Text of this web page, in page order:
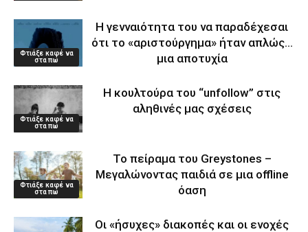
Φτιάξε καφέ να
στα πω
Η γενναιότητα του να παραδέχεσαι
ότι το «αριστούργημα» ήταν απλώς…
μια αποτυχία
Φτιάξε καφέ να
στα πω
Η κουλτούρα του “unfollow” στις
αληθινές μας σχέσεις
Φτιάξε καφέ να
στα πω
Το πείραμα του Greystones –
Μεγαλώνοντας παιδιά σε μια offline
όαση
Οι «ήσυχες» διακοπές και οι ενοχές